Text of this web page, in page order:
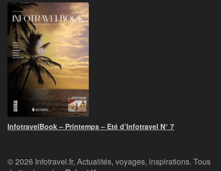
InfotravelBook – Printemps – Eté d’Infotravel N° 7
© 2026 Infotravel.fr, Actualités, voyages, inspirations. Tous